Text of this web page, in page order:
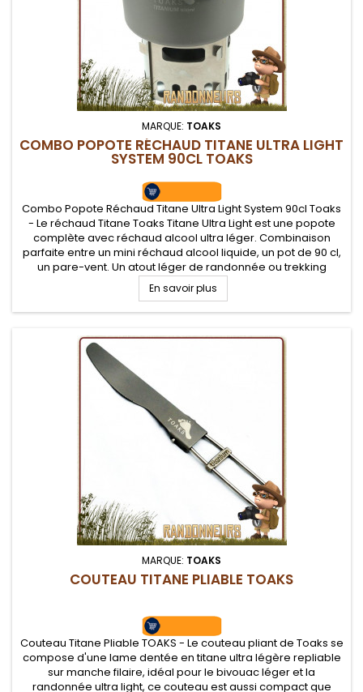
MARQUE: TOAKS
COMBO POPOTE RÉCHAUD TITANE ULTRA LIGHT
SYSTEM 90CL TOAKS
Combo Popote Réchaud Titane Ultra Light System 90cl Toaks
- Le réchaud Titane Toaks Titane Ultra Light est une popote
complète avec réchaud alcool ultra léger. Combinaison
parfaite entre un mini réchaud alcool liquide, un pot de 90 cl,
un pare-vent. Un atout léger de randonnée ou trekking
En savoir plus
MARQUE: TOAKS
COUTEAU TITANE PLIABLE TOAKS
Couteau Titane Pliable TOAKS - Le couteau pliant de Toaks se
compose d'une lame dentée en titane ultra légère repliable
sur manche filaire, idéal pour le bivouac léger et la
randonnée ultra light, ce couteau est aussi compact que